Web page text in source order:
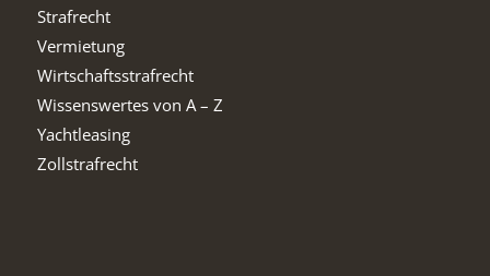
Strafrecht
Vermietung
Wirtschaftsstrafrecht
Wissenswertes von A – Z
Yachtleasing
Zollstrafrecht